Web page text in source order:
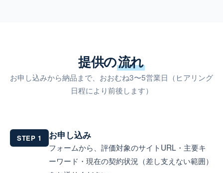
提供の流れ
お申し込みから納品まで、おおむね3〜5営業日（ヒアリング
日程により前後します）
STEP 1 お申し込み
フォームから、評価対象のサイトURL・主要キ
ーワード・現在の契約状況（差し支えない範囲）